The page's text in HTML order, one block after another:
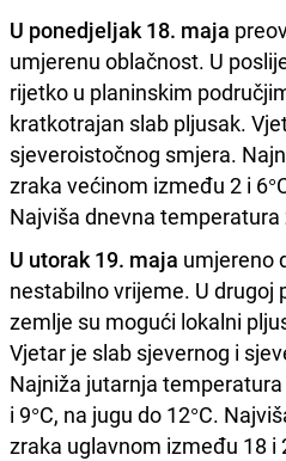
U ponedjeljak 18. maja
umjerenu oblačnost. U
rijetko u planinskim
kratkotrajan slab pljusak.
sjeveroistočnog smjera.
zraka većinom između 2 i
Najviša dnevna temperatura
U utorak 19. maja umjereno
nestabilno vrijeme. U drugoj
zemlje su mogući lokalni
Vjetar je slab sjevernog i
Najniža jutarnja
i 9°C, na jugu do 12°C.
zraka uglavnom između 18 i